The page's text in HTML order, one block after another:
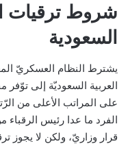
السعودية
يشترط النظام العسكريّ
العربية السعوديّة إلى
على المراتب الأعلى من
الفرد ما عدا رئيس الرقباء
قرار وزاريّ، ولكن لا يجوز